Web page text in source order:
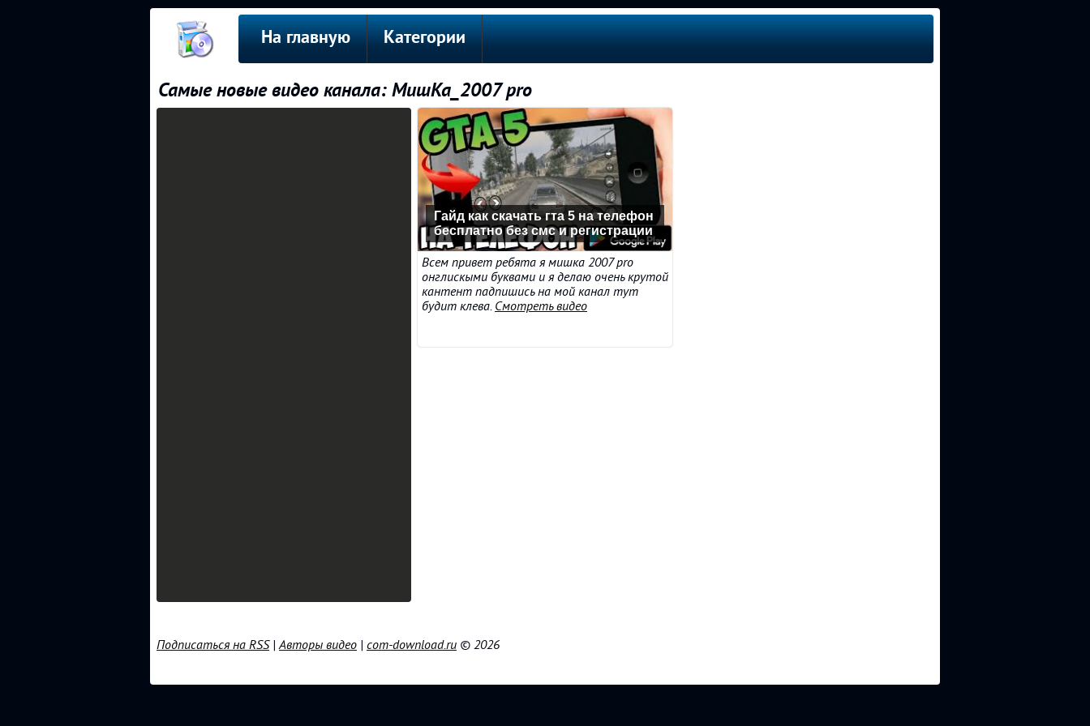
На главную Категории
Самые новые видео канала: МишКа_2007 pro
Гайд как скачать гта 5 на телефон
бесплатно без смс и регистрации
Всем привет ребята я мишка 2007 pro
онглискыми буквами и я делаю очень крутой
кантент падпишись на мой канал тут
будит клева. Смотреть видео
Подписаться на RSS|Авторы видео | com-download.ru © 2026